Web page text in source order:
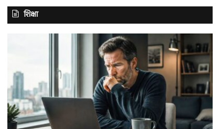
शिक्षा